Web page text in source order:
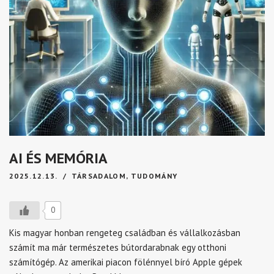
AI ÉS MEMÓRIA
2025.12.13. TÁRSADALOM , TUDOMÁNY
0
Kis magyar honban rengeteg családban és vállalkozásban
számít ma már természetes bútordarabnak egy otthoni
számítógép. Az amerikai piacon fölénnyel bíró Apple gépek